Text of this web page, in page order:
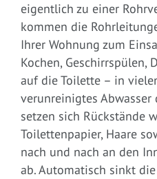
eigentlich zu einer
kommen die
Ihrer Wohnung zum
Kochen, Geschirrspülen,
auf die Toilette – in
verunreinigtes Abwasser
setzen sich Rückstände
Toilettenpapier, Haare
nach und nach an den
ab. Automatisch sinkt